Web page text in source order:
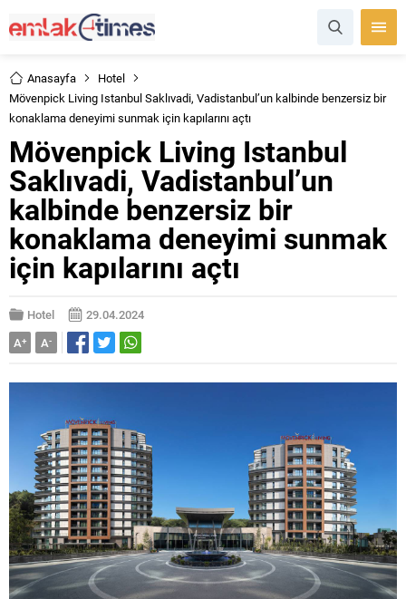
Anasayfa
Hotel
Mövenpick Living Istanbul Saklıvadi, Vadistanbul’un kalbinde benzersiz bir
konaklama deneyimi sunmak için kapılarını açtı
Mövenpick Living Istanbul
Saklıvadi, Vadistanbul’un
kalbinde benzersiz bir
konaklama deneyimi sunmak
için kapılarını açtı
Hotel
29.04.2024
A+ A-